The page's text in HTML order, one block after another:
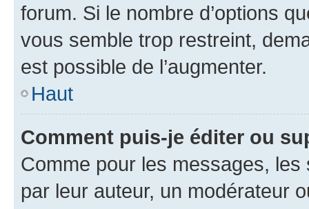
forum. Si le nombre d’options
vous semble trop restreint,
est possible de l’augmenter.
Haut
Comment puis-je éditer ou
Comme pour les messages,
par leur auteur, un modérateur